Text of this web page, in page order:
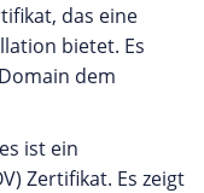
das eine
bietet. Es
dem
ist ein
Zertifikat. Es zeigt